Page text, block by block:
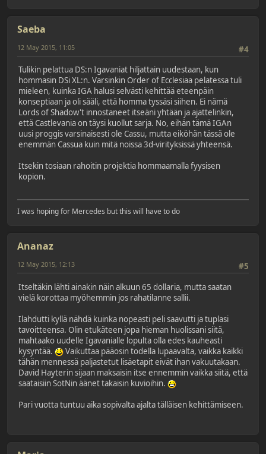
Saeba
#4
12 May 2015, 11:05
Tulikin pelattua DS:n Igavaniat hiljattain uudestaan, kun
hommasin DSi XL:n. Varsinkin Order of Ecclesiaa pelatessa tuli
mieleen, kuinka IGA halusi selvästi kehittää eteenpäin
konseptiaan ja oli sääli, että homma tyssäsi siihen. Ei nämä
Lords of Shadow't innostaneet itseäni yhtään ja ajattelinkin,
että Castlevania on täysi kuollut sarja. No, eihän tämä IGAn
uusi proggis varsinaisesti ole Cassu, mutta eiköhän tässä ole
enemmän Cassua kuin mitä noissa 3d-virityksissä yhteensä.
Itsekin tosiaan rahoitin projektia hommaamalla fyysisen
kopion.
I was hoping for Mercedes but this will have to do
Ananaz
#5
12 May 2015, 12:13
Itseltäkin lähti ainakin näin alkuun 65 dollaria, mutta saatan
vielä korottaa myöhemmin jos rahatilanne sallii.
Ilahdutti kyllä nähdä kuinka nopeasti peli saavutti ja tuplasi
tavoitteensa. Olin etukäteen jopa hieman huolissani siitä,
mahtaako uudelle Igavanialle lopulta olla edes kauheasti
kysyntää.
Vaikuttaa pääosin todella lupaavalta, vaikka kaikki
tähän mennessä paljastetut lisäetapit eivät ihan vakuutakaan.
David Hayterin sijaan maksaisin itse ennemmin vaikka siitä, että
saataisiin SotNin äänet takaisin kuvioihin.
Pari vuotta tuntuu aika sopivalta ajalta tälläisen kehittämiseen.